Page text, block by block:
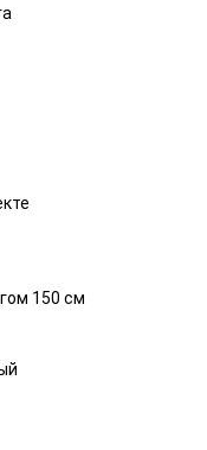
150 см